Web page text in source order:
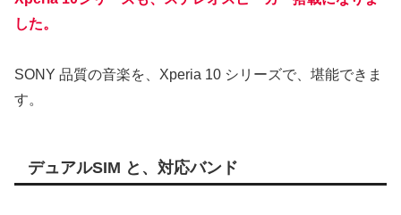
した。
SONY 品質の音楽を、Xperia 10 シリーズで、堪能できま
す。
デュアルSIM と、対応バンド